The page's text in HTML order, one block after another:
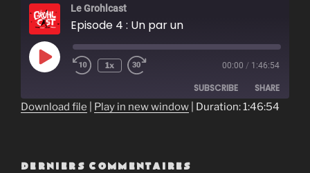
Le Grohlcast
Episode 4 : Un par un
Play
Episode
1x 00:00 / 1:46:54
SUBSCRIBE SHARE
Download file Play in new window Duration: 1:46:54
DERNIERS COMMENTAIRES